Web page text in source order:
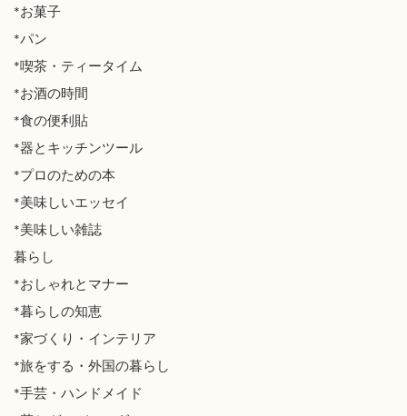
*お菓子
*パン
*喫茶・ティータイム
*お酒の時間
*食の便利貼
*器とキッチンツール
*プロのための本
*美味しいエッセイ
*美味しい雑誌
暮らし
*おしゃれとマナー
*暮らしの知恵
*家づくり・インテリア
*旅をする・外国の暮らし
*手芸・ハンドメイド